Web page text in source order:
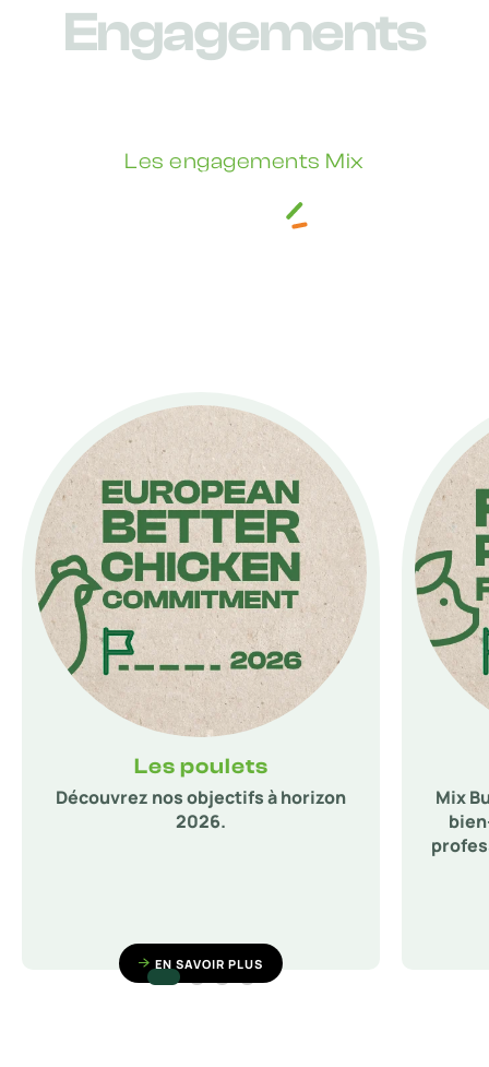
Engagements
Les engagements Mix
Faire mieux chaque
jour
Les poulets
Découvrez nos objectifs à horizon
2026.
EN SAVOIR PLUS
Mix